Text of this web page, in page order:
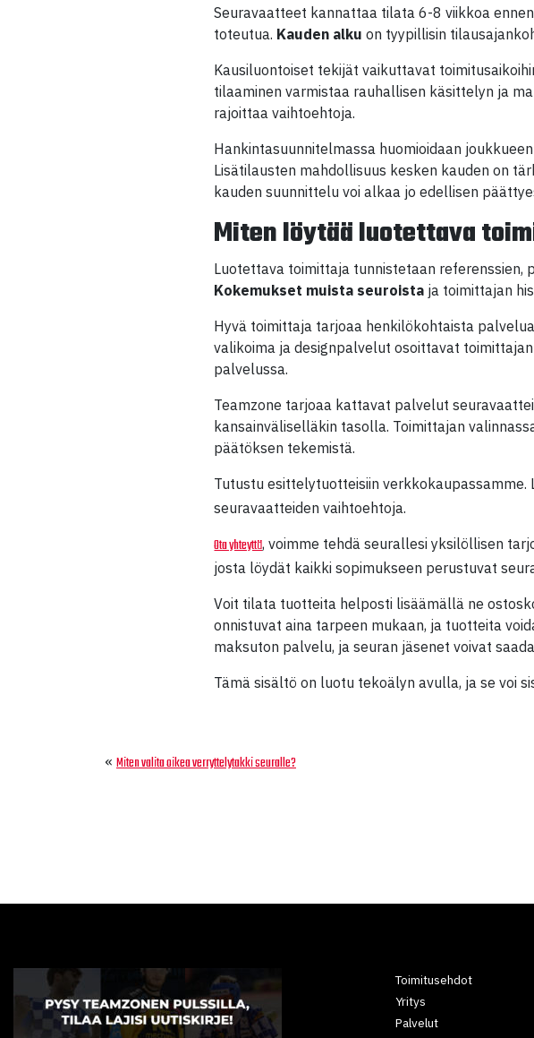
Seuravaatteet kannattaa tilata 6-8 viikkoa
toteutua. Kauden alku on tyypillisin
Kausiluontoiset tekijät vaikuttavat
tilaaminen varmistaa rauhallisen käsittelyn ja
rajoittaa vaihtoehtoja.
Hankintasuunnitelmassa huomioidaan
Lisätilausten mahdollisuus kesken kauden on
kauden suunnittelu voi alkaa jo edellisen
Miten löytää luotettava
Luotettava toimittaja tunnistetaan
Kokemukset muista seuroista ja toimittajan
Hyvä toimittaja tarjoaa henkilökohtaista
valikoima ja designpalvelut osoittavat
palvelussa.
Teamzone tarjoaa kattavat palvelut
kansainväliselläkin tasolla. Toimittajan
päätöksen tekemistä.
Tutustu esittelytuotteisiin
seuravaatteiden vaihtoehtoja.
Ota yhteyttä, voimme tehdä seurallesi yksilöllisen
josta löydät kaikki sopimukseen perustuvat
Voit tilata tuotteita helposti lisäämällä ne
onnistuvat aina tarpeen mukaan, ja tuotteita
maksuton palvelu, ja seuran jäsenet voivat
Tämä sisältö on luotu tekoälyn avulla, ja se voi
« Miten valita oikea verryttelytakki seuralle?
Toimitusehdot
Yritys
Palvelut